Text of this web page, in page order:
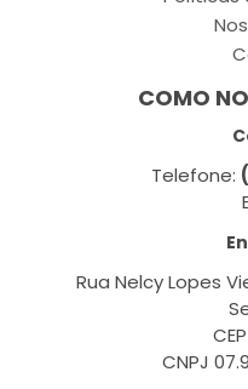
COMO
Telefone:
Rua Nelcy Lopes
CNPJ